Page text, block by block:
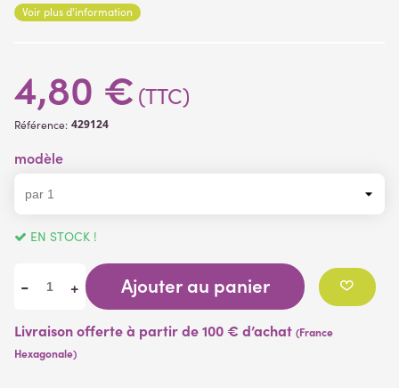
papillons
Matière:
papillon textile
Voir plus d'information
4,80 € (TTC)
Référence: 429124
modèle
EN STOCK !
- + Ajouter au panier
Livraison offerte à partir de 100 € d’achat (France
Hexagonale)